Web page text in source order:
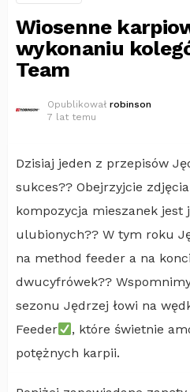
Wiosenne
wykonaniu
Team
Opublikował robinson
7 lat temu
Dzisiaj jeden z przepisów
sukces?? Obejrzyjcie
kompozycja mieszanek jest
ulubionych?? W tym roku
na method feeder a na
dwucyfrówek??
sezonu Jędrzej łowi na
Feeder
, które świetnie
potężnych karpii.